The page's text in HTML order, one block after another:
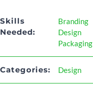
Skills
Needed:
Branding
Design
Packaging
Categories: Design